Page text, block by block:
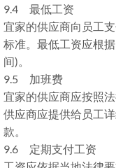
9.4 最低工资
宜家的供应商向员工
标准。最低工资应根
间)。
9.5 加班费
宜家的供应商应按照
供应商应提供给员工
款。
9.6 定期支付工资